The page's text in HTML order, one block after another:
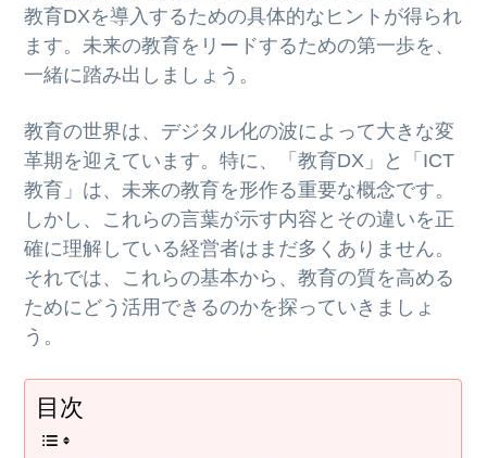
教育DXを導入するための具体的なヒントが得られ
ます。未来の教育をリードするための第一歩を、
一緒に踏み出しましょう。
教育の世界は、デジタル化の波によって大きな変
革期を迎えています。特に、「教育DX」と「ICT
教育」は、未来の教育を形作る重要な概念です。
しかし、これらの言葉が示す内容とその違いを正
確に理解している経営者はまだ多くありません。
それでは、これらの基本から、教育の質を高める
ためにどう活用できるのかを探っていきましょ
う。
目次